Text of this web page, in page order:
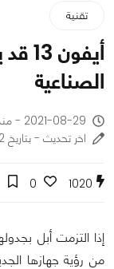
تقنية
الصناعية
2021-08-29 - منذ 4 سنوات
اخر تحديث - بتاريخ 2022-02-08
1020
0
إذا التزمت أبل